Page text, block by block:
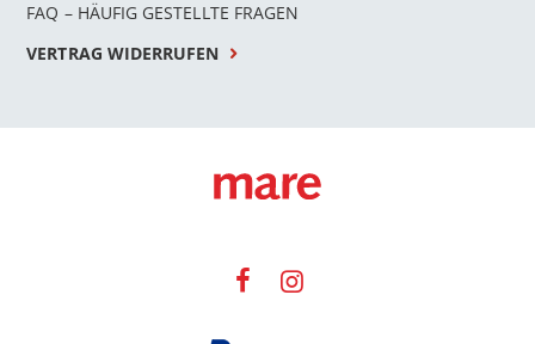
FAQ – HÄUFIG GESTELLTE FRAGEN
VERTRAG WIDERRUFEN